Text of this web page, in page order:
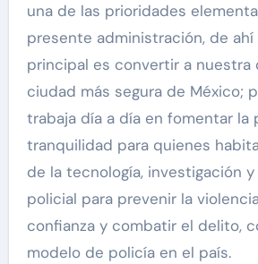
una de las prioridades
presente administración, de
principal es convertir a nuestra
ciudad más segura de México;
trabaja día a día en fomentar la
tranquilidad para quienes
de la tecnología, investigación
policial para prevenir la
confianza y combatir el delito,
modelo de policía en el país.